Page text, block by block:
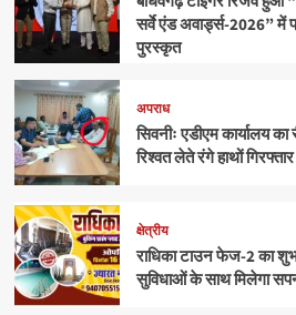
सर्वे एंड अवार्ड्स-2026” में
पुरस्कृत
अपराध
सिवनीः एडीएम कार्यालय
रिश्वत लेते रंगे हाथों गिरफ्तार
क्षेत्रीय
राधिका टाउन फेज-2 का
सुविधाओं के साथ मिलेगा